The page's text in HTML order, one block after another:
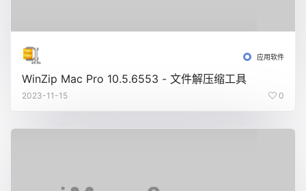
应用软件
WinZip Mac Pro 10.5.6553 - 文件解压缩工具
2023-11-15 0